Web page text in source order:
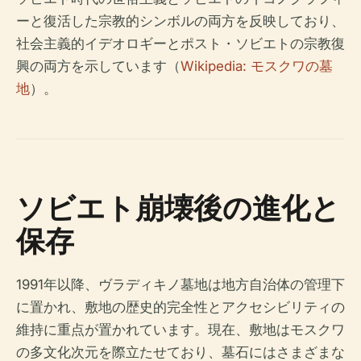
ーと復活した宗教的シンボルの両方を反映しており、
社会主義的イデオロギーとポスト・ソビエトの宗教復
興の両方を示しています（Wikipedia: モスクワの墓
地）。
ソビエト崩壊後の進化と
保存
1991年以降、ヴラディキノ墓地は地方自治体の管理下
に置かれ、敷地の歴史的完全性とアクセシビリティの
維持に重点が置かれています。現在、敷地はモスクワ
の多文化次元を際立たせており、墓石にはさまざまな